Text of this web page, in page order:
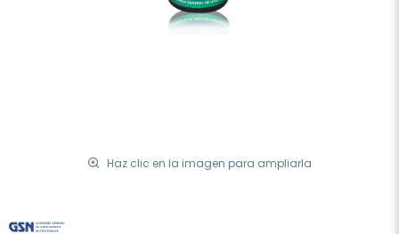
Haz clic en la imagen para ampliarla